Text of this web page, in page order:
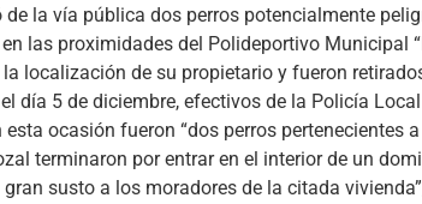
la vía pública dos perros potencialmente
las proximidades del Polideportivo Municipal
localización de su propietario y fueron
día 5 de diciembre, efectivos de la Policía
ocasión fueron “dos perros
terminaron por entrar en el interior de un
susto a los moradores de la citada